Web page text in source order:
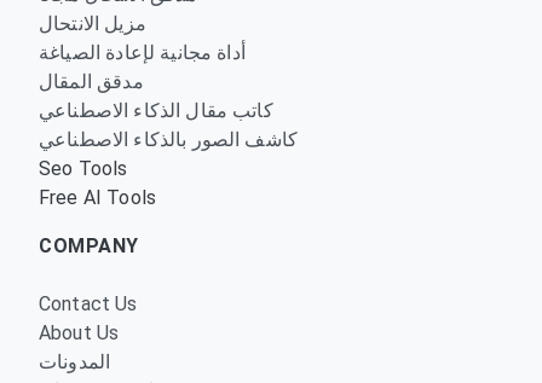
مزيل الانتحال
أداة مجانية لإعادة الصياغة
مدقق المقال
كاتب مقال الذكاء الاصطناعي
كاشف الصور بالذكاء الاصطناعي
Seo Tools
Free AI Tools
COMPANY
Contact Us
About Us
المدونات